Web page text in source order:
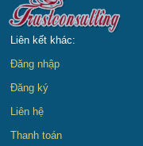
Liên kết khác:
Đăng nhập
Đăng ký
Liên hệ
Thanh toán